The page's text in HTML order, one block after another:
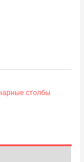
столбы